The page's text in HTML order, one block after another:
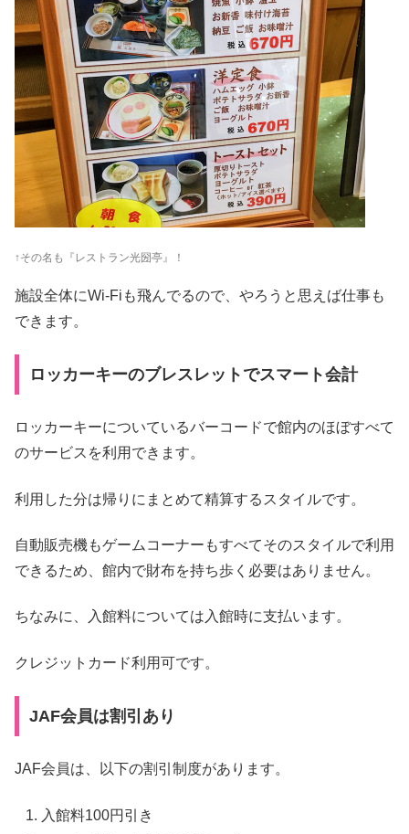
↑その名も『レストラン光圀亭』！
施設全体にWi-Fiも飛んでるので、やろうと思えば仕事も
できます。
ロッカーキーのブレスレットでスマート会計
ロッカーキーについているバーコードで館内のほぼすべて
のサービスを利用できます。
利用した分は帰りにまとめて精算するスタイルです。
自動販売機もゲームコーナーもすべてそのスタイルで利用
できるため、館内で財布を持ち歩く必要はありません。
ちなみに、入館料については入館時に支払います。
クレジットカード利用可です。
JAF会員は割引あり
JAF会員は、以下の割引制度があります。
入館料100円引き